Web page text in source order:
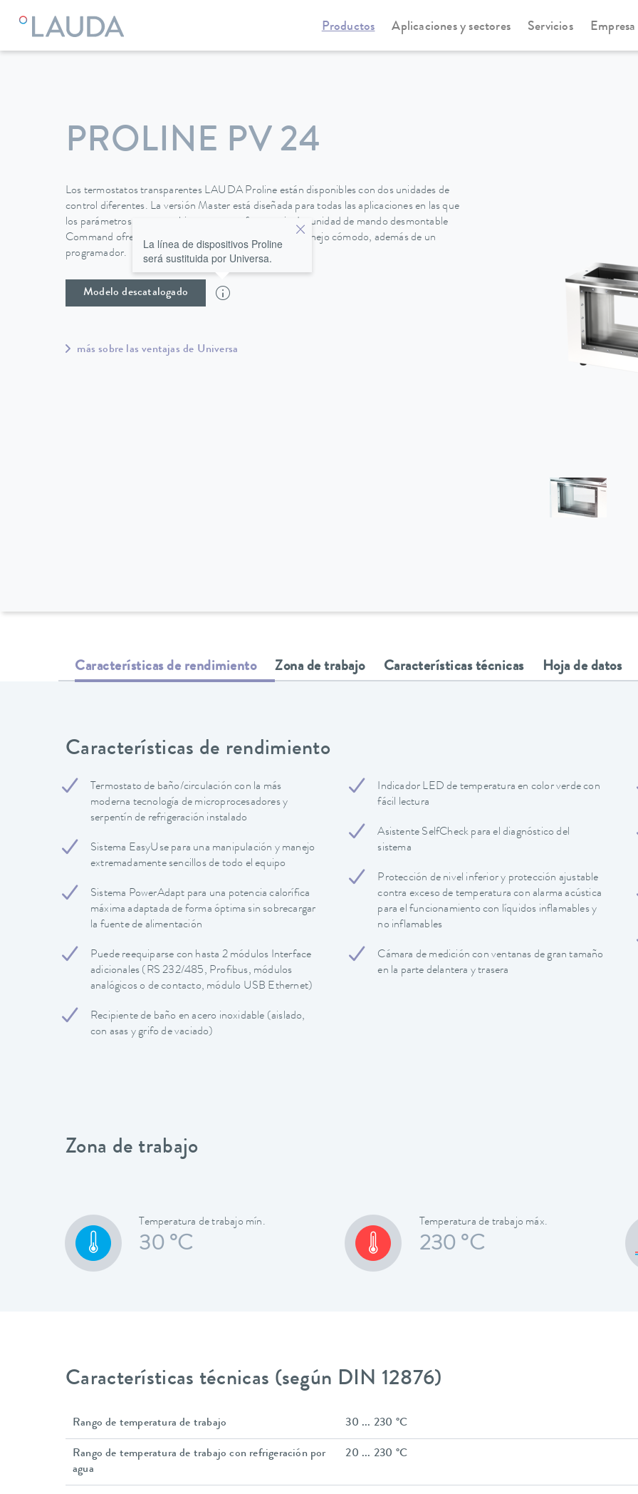
Productos Aplicaciones y sectores Servicios Empresa
LAUDA Equipos de termorregulación Viscotemp Pro-Serie Viscotemp Pro-Serie
PROLINE PV 24
Los termostatos transparentes LAUDA Proline están disponibles con dos unidades de
control diferentes. La versión Master está diseñada para todas las aplicaciones en las que
los parámetros no se cambian con tanta frecuencia. La unidad de mando desmontable
Command ofrece una pantalla LCD gráfica para un manejo cómodo, además de un
programador.
Modelo descatalogado
La línea de dispositivos Proline
será sustituida por Universa.
más sobre las ventajas de Universa
Características de rendimiento Zona de trabajo Características técnicas Hoja de datos
Características de rendimiento
Termostato de baño/circulación con la más
moderna tecnología de microprocesadores y
serpentín de refrigeración instalado
Sistema EasyUse para una manipulación y manejo
extremadamente sencillos de todo el equipo
Sistema PowerAdapt para una potencia calorífica
máxima adaptada de forma óptima sin sobrecargar
la fuente de alimentación
Puede reequiparse con hasta 2 módulos Interface
adicionales (RS 232/485, Profibus, módulos
analógicos o de contacto, módulo USB Ethernet)
Recipiente de baño en acero inoxidable (aislado,
con asas y grifo de vaciado)
Indicador LED de temperatura en color verde con
fácil lectura
Asistente SelfCheck para el diagnóstico del
sistema
Protección de nivel inferior y protección ajustable
contra exceso de temperatura con alarma acústica
para el funcionamiento con líquidos inflamables y
no inflamables
Cámara de medición con ventanas de gran tamaño
en la parte delantera y trasera
Zona de trabajo
Temperatura de trabajo mín.
30 °C
Temperatura de trabajo máx.
230 °C
Características técnicas (según DIN 12876)
Rango de temperatura de trabajo 30 ... 230 °C
Rango de temperatura de trabajo con refrigeración por
agua
20 ... 230 °C